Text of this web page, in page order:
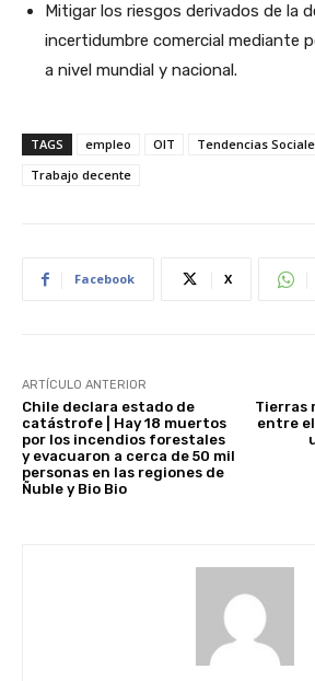
Mitigar los riesgos derivados de la
incertidumbre comercial mediante
a nivel mundial y nacional.
TAGS empleo OIT
Tendencias
Trabajo decente
Facebook X
ARTÍCULO ANTERIOR
Chile declara estado de
catástrofe | Hay 18 muertos
por los incendios forestales
y evacuaron a cerca de 50 mil
personas en las regiones de
Ñuble y Bio Bio
Tierras
entre